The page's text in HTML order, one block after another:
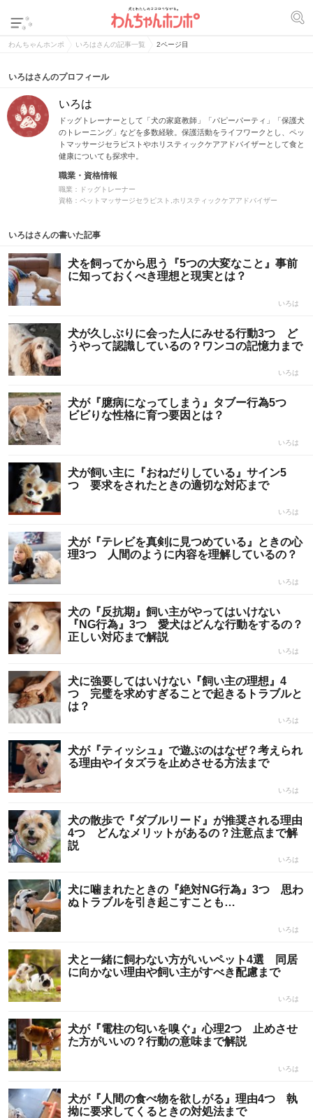
わんちゃんホンポ いろはさんの記事一覧 2ページ目
いろはさんのプロフィール
いろは
ドッグトレーナーとして「犬の家庭教師」「パピーパーティ」「保護犬
のトレーニング」などを多数経験。保護活動をライフワークとし、ペッ
トマッサージセラピストやホリスティックケアアドバイザーとして食と
健康についても探求中。
職業・資格情報
職業：ドッグトレーナー
資格：ペットマッサージセラピスト,ホリスティックケアアドバイザー
いろはさんの書いた記事
犬を飼ってから思う『5つの大変なこと』事前
に知っておくべき理想と現実とは？
いろは
犬が久しぶりに会った人にみせる行動3つ ど
うやって認識しているの？ワンコの記憶力まで
いろは
犬が『臆病になってしまう』タブー行為5つ
ビビりな性格に育つ要因とは？
いろは
犬が飼い主に『おねだりしている』サイン5
つ 要求をされたときの適切な対応まで
いろは
犬が『テレビを真剣に見つめている』ときの心
理3つ 人間のように内容を理解しているの？
いろは
犬の『反抗期』飼い主がやってはいけない
『NG行為』3つ 愛犬はどんな行動をするの？
正しい対応まで解説
いろは
犬に強要してはいけない『飼い主の理想』4
つ 完璧を求めすぎることで起きるトラブルと
は？
いろは
犬が『ティッシュ』で遊ぶのはなぜ？考えられ
る理由やイタズラを止めさせる方法まで
いろは
犬の散歩で『ダブルリード』が推奨される理由
4つ どんなメリットがあるの？注意点まで解
説
いろは
犬に噛まれたときの『絶対NG行為』3つ 思わ
ぬトラブルを引き起こすことも…
いろは
犬と一緒に飼わない方がいいペット4選 同居
に向かない理由や飼い主がすべき配慮まで
いろは
犬が『電柱の匂いを嗅ぐ』心理2つ 止めさせ
た方がいいの？行動の意味まで解説
いろは
犬が『人間の食べ物を欲しがる』理由4つ 執
拗に要求してくるときの対処法まで